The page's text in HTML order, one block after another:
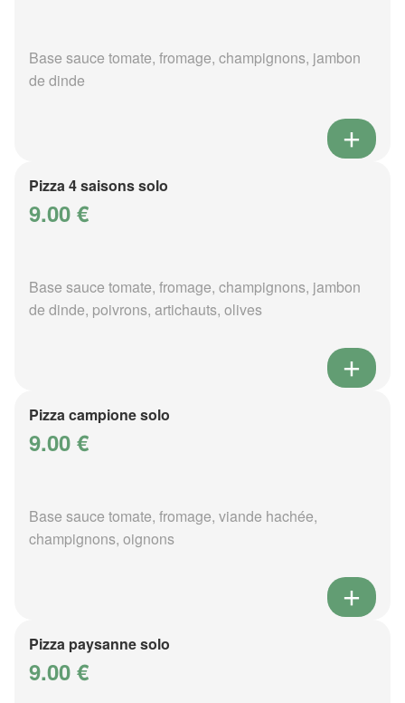
Base sauce tomate, fromage, champignons, jambon
de dinde
Pizza 4 saisons solo
9.00 €
Base sauce tomate, fromage, champignons, jambon
de dinde, poivrons, artichauts, olives
Pizza campione solo
9.00 €
Base sauce tomate, fromage, viande hachée,
champignons, oignons
Pizza paysanne solo
9.00 €